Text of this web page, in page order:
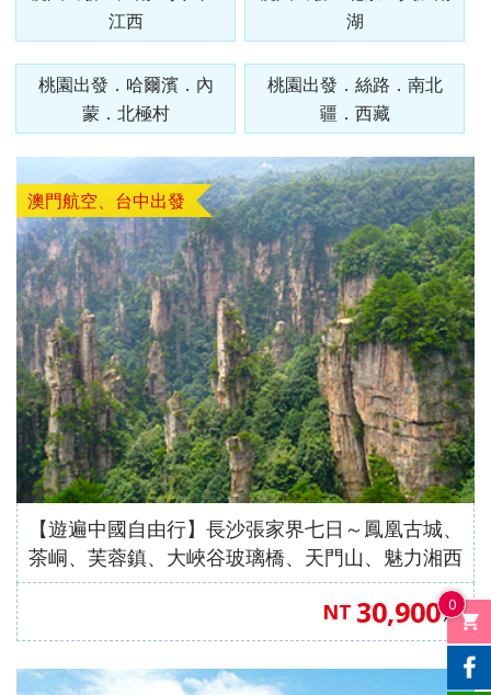
0
小團
日本
北．
東京
機加
酒
【來去
沖繩】
沖繩機
加酒、
四日 (
市區酒
【來去
沖繩】
沖繩機
加酒、
四日 (
市區酒
【沖繩
輕旅】
沖繩機
加酒の
行四日
( 含小
【嗨玩
超值沖
繩】系
滿漁市
場、波
之上神
宮、美
【四國
歐嗨
喲】瀨
戶潮音
四國小
豆島～
道後古
物館、
伽倻主
題公園
+韓服
體驗
+塗鴉
秀、韓
式下午
茶五天
（升等
３晚五
花酒
店）
《不走
人蔘
+保肝
店》
【真航
空、台
中直
遊、天
空膠囊
列車、
加耶主
題公
園、長
腳蟹吃
到飽五
天（五
花麗水
酒店１
晚+釜
山五花
酒店２
晚）
《不走
人蔘、
保肝》
【德威
航空、
桃園直
堂童話
村、駱
五天
（升等
２晚五
花酒
店）
《不走
人蔘
+保
肝》
【德威
航空、
高雄飛
濟州】
+韓服
體驗、
水果大
福
DIY+韓
服體驗
+韓式
下午茶
六天
《不走
人蔘保
肝》
（再升
等１晚
五花酒
店）
【星宇
航空、
台中直
飛】
+纜
車、水
果大福
DIY+韓
服體驗
+韓式
下午茶
五天
（升等
１晚五
花酒
店）
《不走
人蔘、
保肝》
【星宇
航空、
桃園直
飛】
北極
南北
西藏
【遊遍
中國自
由行】
重慶張
家界～
鳳凰古
城、張
區、袁
家界景
#台中
直飛成
都【遇
見中國
自由
行】童
話九寨
貓基
地、五
#台中
直飛成
都【遊
遍中國
自由
行】成
都樂山
都江堰
水利工
【遊遍
中國自
由行】
重慶南
川～天
生三
橋、烏
江畫
廊、武
陵山大
【遊遍
中國自
由行】
重慶武
隆、天
生三
橋、湖
北恩施
大峽
谷、三
版六日
（奧黛
體驗、
龍蝦饗
宴、無
購物、
無自理
餐、
VIP通
關）6
人成行
【越捷
航空、
台中直
飛】
港】巴
拿山一
票玩到
底、纜
車佛手
橋纜車
來回、
會安古
鎮．世
界文化
遺產、
迦南島
竹桶
船、網
紅下午
茶五天
（全程
入住當
地四星
酒店）
《無購
【台灣
虎航、
酒、自
由行五
【菲律
賓航
空、2
人成
行】
曼谷五
星酒店
五日
（獨家
亞特蘭
蒂斯郵
輪男模
秀、希
爾頓下
午茶、
綠山國
家公
園、東
芭樂
園）
【星宇
航空、
桃園出
發】
巴拿山
一票玩
到底、
佛手橋
纜車來
回、迦
南島竹
桶船、
魅力峴
港秀
會、會
安燈籠
古鎮五
天（入
住巴拿
山法式
城堡酒
店+3晚
當地五
星酒
店）
《無購
物》
【魅力
歐洲】
法比荷
～最愛
羅浮
宮、特
色三遊
船、絕
美羊角
村、運
河風車
城８日
【玩美
加族】
臥谷長
榮歡樂
美西９
日～優
勝美
地、大
峽谷國
家公
園、羚
羊峽
谷、環
球影城
（舊金
山進／
洛杉磯
出）
【國航
假期】
羅的海
三小國
（立陶
宛、拉
脫維
亞、愛
沙尼
亞）１
０天
【玩美
加族】
臥谷長
榮奇幻
美西９
日～錫
安、布
萊斯、
優勝美
地、大
峽谷國
家公
園、羚
羊峽谷
（洛杉
磯進／
舊金山
出）
【魅力
歐洲】
德瑞冰
雪鐵力
士山、
德國童
話城
堡、黃
金景觀
快線、
世界遺
產旅行
１０日
江西
湖
桃園出發．哈爾濱．內
蒙．北極村
桃園出發．絲路．南北
疆．西藏
澳門航空、台中出發
【遊遍中國自由行】長沙張家界七日～鳳凰古城、
茶峒、芙蓉鎮、大峽谷玻璃橋、天門山、魅力湘西
秀（無購物、高餐標）【澳門航空、台中出發】
NT 30,900起